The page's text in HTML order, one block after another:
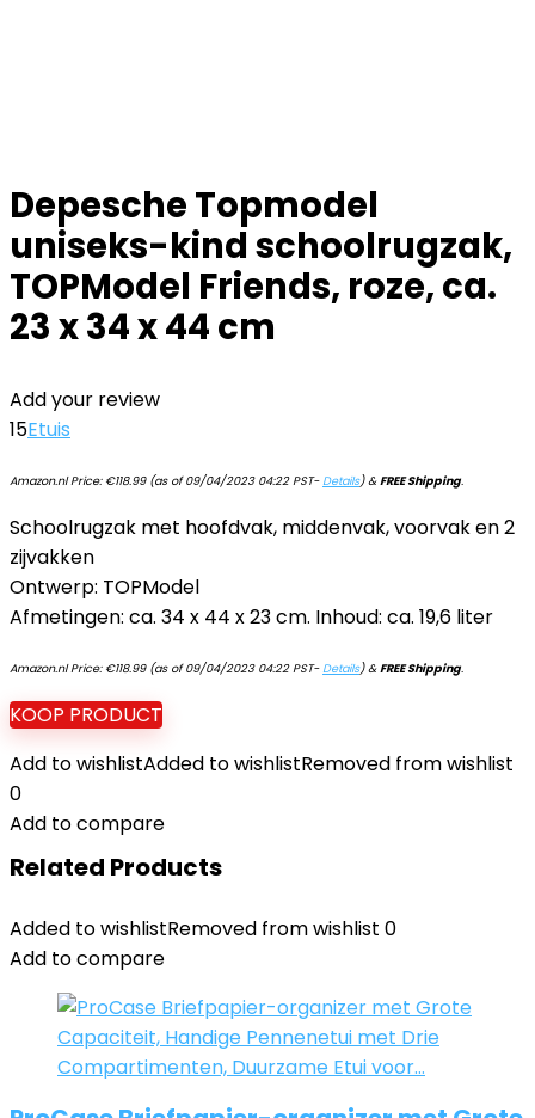
Depesche Topmodel
uniseks-kind schoolrugzak,
TOPModel Friends, roze, ca.
23 x 34 x 44 cm
Add your review
15Etuis
Amazon.nl Price: €118.99(as of 09/04/2023 04:22 PST-Details)&FREE Shipping.
Schoolrugzak met hoofdvak, middenvak, voorvak en 2
zijvakken
Ontwerp: TOPModel
Afmetingen: ca. 34 x 44 x 23 cm. Inhoud: ca. 19,6 liter
Amazon.nl Price: €118.99(as of 09/04/2023 04:22 PST-Details)&FREE Shipping.
KOOP PRODUCT
Add to wishlistAdded to wishlistRemoved from wishlist
0
Add to compare
Related Products
Added to wishlistRemoved from wishlist 0
Add to compare